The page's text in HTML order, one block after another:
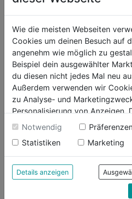
Wie die meisten Webseiten
Cookies um deinen Besuch auf
angenehm wie möglich zu
Beispiel dein ausgewählter
du diesen nicht jedes Mal neu
Außerdem verwenden wir
zu Analyse- und
Personalisierung von Anzeigen.
Einwilligung werden die Daten
unter anderem auch in den USA,
Durch Klick auf "Alle Cookies
der Verwendung aller Cookies
anzeigen" findest du alle Infos
unterschiedlichen Cookies,
Konfigurieren" kannst du
Notwendig
Statistiken
Marketing
Details anzeigen